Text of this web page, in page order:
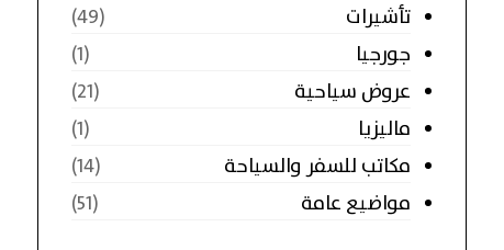
تأشيرات
(49)
جورجيا
(1)
عروض سياحية
(21)
ماليزيا
(1)
مكاتب للسفر والسياحة
(14)
مواضيع عامة
(51)